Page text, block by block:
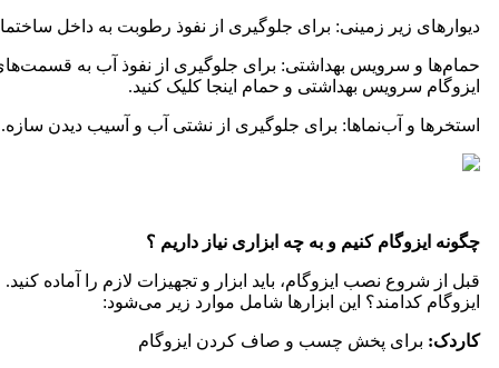
دیوارهای زیر زمینی: برای جلوگیری از نفوذ رطوبت به داخل
حمام‌ها و سرویس بهداشتی: برای جلوگیری از نفوذ آب به
ایزوگام سرویس بهداشتی و حمام اینجا کلیک کنید.
استخرها و آب‌نماها: برای جلوگیری از نشتی آب و آسیب دیدن سازه.
چگونه ایزوگام کنیم و به چه ابزاری نیاز داریم ؟‌
قبل از شروع نصب ایزوگام، باید ابزار و تجهیزات لازم را آماده
ایزوگام کدامند؟ این ابزارها شامل موارد زیر می‌شود:
کاردک: برای پخش چسب و صاف کردن ایزوگام